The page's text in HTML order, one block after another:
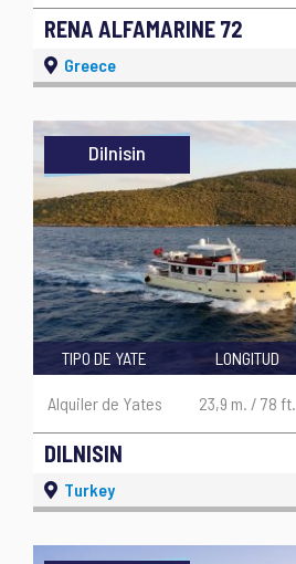
RENA ALFAMARINE 72
Greece
Dilnisin
DILNISIN
TIPO DE YATE
Alquiler de Yates
LONGITUD
23,9 m. / 78 ft.
Turkey